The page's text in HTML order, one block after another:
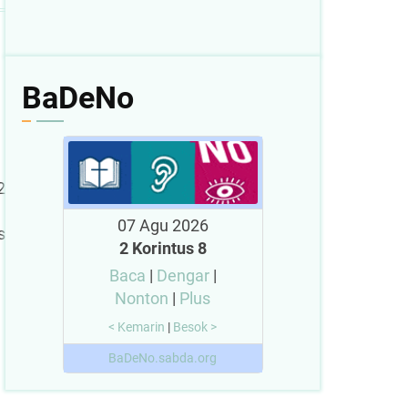
BaDeNo
07 Agu 2026
2 Korintus 8
Baca | Dengar|
Nonton | Plus
< Kemarin | Besok >
BaDeNo.sabda.org